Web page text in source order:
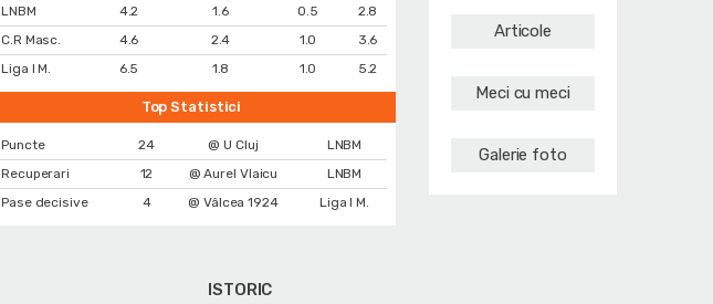
LNBM
4.2 1.6 0.5
2.8
C.R Masc.
4.6 2.4 1.0
3.6
Liga I M.
6.5 1.8 1.0 5.2
Top Statistici
Puncte 24 @ U Cluj
LNBM
Recuperari
12 @ Aurel Vlaicu
LNBM
Pase decisive
4 @ Vâlcea 1924 Liga I M.
Articole
Meci cu meci
Galerie foto
ISTORIC